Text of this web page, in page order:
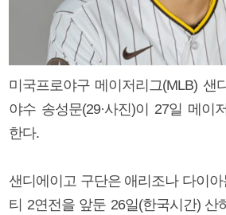
미국프로야구 메이저리그(MLB) 샌
야수 송성문(29·사진)이 27일 메이
한다.
샌디에이고 구단은 애리조나 다이
티 2연전을 앞둔 26일(한국시간) 산